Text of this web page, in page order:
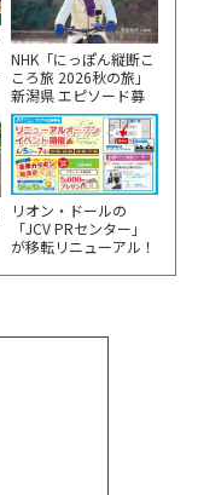
NHK「にっぽん縦断こ
ころ旅 2026秋の旅」
新潟県 エピソード募
集中！
リオン・ドールの
「JCV PRセンター」
が移転リニューアル！
ベント開催